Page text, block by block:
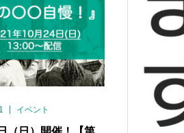
イベント